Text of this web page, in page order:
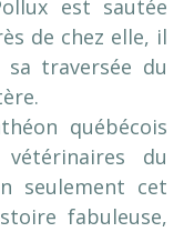
est sautée
de chez elle, il
sa traversée du
québécois
du
seulement cet
fabuleuse,